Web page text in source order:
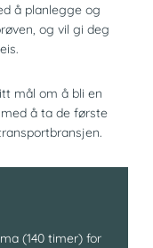
å planlegge og
og vil gi deg
mål om å bli en
å ta de første
(140 timer) for